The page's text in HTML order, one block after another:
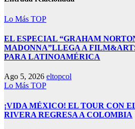
Lo Más TOP
EL ESPECIAL “GRAHAM
MADONNA”LLEGA A
PARA LATINOAMÉRICA
Ago 5, 2026 eltopcol
Lo Más TOP
¡VIDA MÉXICO! EL TOUR CON
RIVERA REGRESA A COLOMBIA